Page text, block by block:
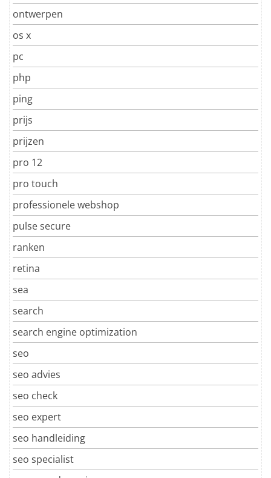
ontwerpen
os x
pc
php
ping
prijs
prijzen
pro 12
pro touch
professionele webshop
pulse secure
ranken
retina
sea
search
search engine optimization
seo
seo advies
seo check
seo expert
seo handleiding
seo specialist